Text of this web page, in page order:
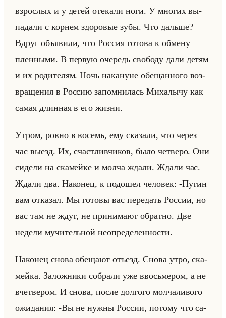
взрос­лых и у детей оте­ка­ли ноги. У мно­гих вы­
па­да­ли с кор­нем здо­ро­вые зубы. Что дальше?
Вдруг объяви­ли, что Рос­сия го­то­ва к об­ме­ну
плен­ны­ми. В первую оче­редь сво­бо­ду дали детям
и их ро­ди­те­лям. Ночь на­ка­нуне обе­щан­но­го воз­
вра­ще­ния в Рос­сию за­пом­ни­лась Ми­ха­лы­чу как
самая длин­ная в его жизни.
Утром, ровно в во­семь, ему ска­за­ли, что через
час выезд. Их, счаст­лив­чи­ков, было чет­ве­ро. Они
си­де­ли на ска­мейке и молча ждали. Ждали час.
Ждали два. На­ко­нец, к по­до­шел че­ло­век: -​Путин
вам от­ка­зал. Мы го­то­вы вас пе­ре­дать Рос­сии, но
вас там не ждут, не при­ни­ма­ют об­рат­но. Две
неде­ли му­чи­тельной неопре­де­лен­но­сти.
На­ко­нец снова обе­ща­ют отъезд. Снова утро, ска­
мейка. За­лож­ни­ки со­бра­ли уже ввосьме­ром, а не
вчет­ве­ром. И снова, после дол­го­го мол­ча­ли­во­го
ожи­да­ния: -​Вы не нужны Рос­сии, по­то­му что са­